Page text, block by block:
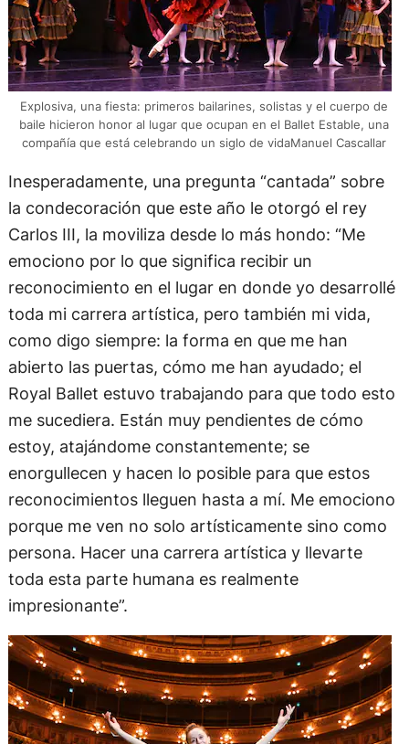
Explosiva, una fiesta: primeros bailarines, solistas y el cuerpo de
baile hicieron honor al lugar que ocupan en el Ballet Estable, una
compañía que está celebrando un siglo de vidaManuel Cascallar
Inesperadamente, una pregunta “cantada” sobre
la condecoración que este año le otorgó el rey
Carlos III, la moviliza desde lo más hondo: “Me
emociono por lo que significa recibir un
reconocimiento en el lugar en donde yo desarrollé
toda mi carrera artística, pero también mi vida,
como digo siempre: la forma en que me han
abierto las puertas, cómo me han ayudado; el
Royal Ballet estuvo trabajando para que todo esto
me sucediera. Están muy pendientes de cómo
estoy, atajándome constantemente; se
enorgullecen y hacen lo posible para que estos
reconocimientos lleguen hasta a mí. Me emociono
porque me ven no solo artísticamente sino como
persona. Hacer una carrera artística y llevarte
toda esta parte humana es realmente
impresionante”.